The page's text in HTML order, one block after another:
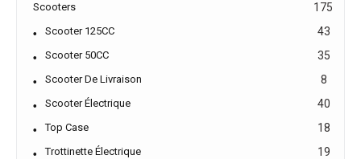
Scooters 175
Scooter 125CC 43
Scooter 50CC 35
Scooter De Livraison 8
Scooter Électrique 40
Top Case 18
Trottinette Électrique 19